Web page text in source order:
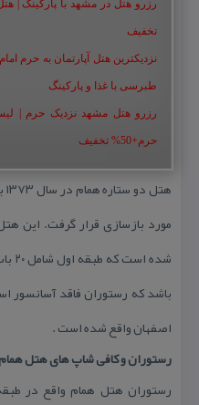
تخفیف
نزدیکترین هتل آپارتمان به حرم
طبرسی با غذا و پارکینگ
رزرو هتل مشهد نزدیک حرم |
حرم+50% تخفیف
مورد بازسازی قرار گرفت. این
باشد كه رستوران فاقد
اصفهان واقع شده است .
رستوران و كافی شاپ های هتل
رستوران هتل همام واقع در